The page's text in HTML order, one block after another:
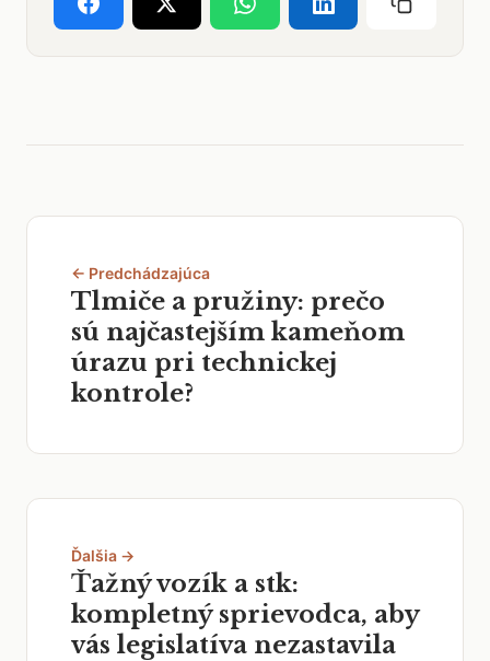
← Predchádzajúca
Tlmiče a pružiny: prečo
sú najčastejším kameňom
úrazu pri technickej
kontrole?
Ďalšia →
Ťažný vozík a stk:
kompletný sprievodca, aby
vás legislatíva nezastavila